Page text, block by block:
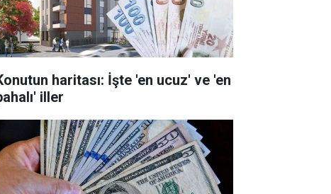
haritası: İşte 'en ucuz' ve 'en
iller